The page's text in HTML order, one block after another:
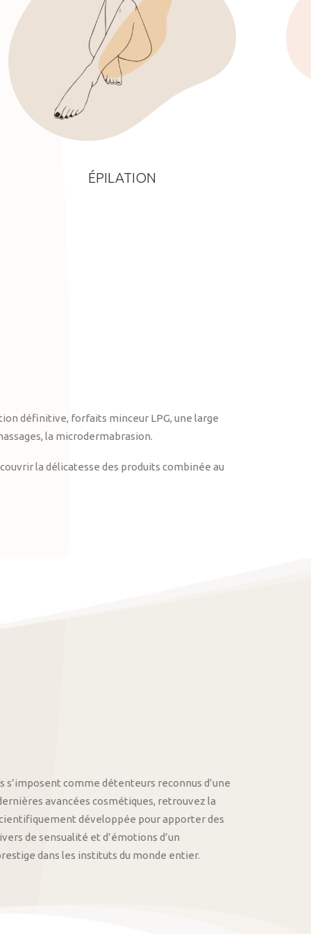
ÉPILATION
définitive, forfaits minceur LPG, une large
la microdermabrasion.
la délicatesse des produits combinée au
s’imposent comme détenteurs reconnus d’une
avancées cosmétiques, retrouvez la
développée pour apporter des
de sensualité et d’émotions d’un
dans les instituts du monde entier.